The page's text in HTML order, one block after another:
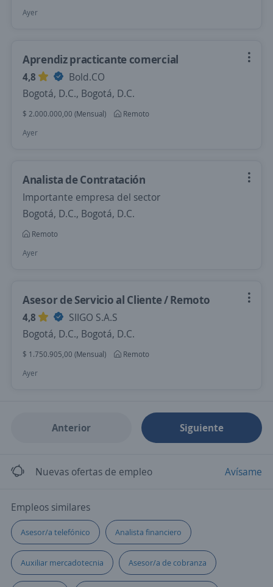
Ayer
Aprendiz practicante comercial
4,8
Bold.CO
Bogotá, D.C., Bogotá, D.C.
$ 2.000.000,00 (Mensual)
Remoto
Ayer
Analista de Contratación
Importante empresa del sector
Bogotá, D.C., Bogotá, D.C.
Remoto
Ayer
Asesor de Servicio al Cliente / Remoto
4,8
SIIGO S.A.S
Bogotá, D.C., Bogotá, D.C.
$ 1.750.905,00 (Mensual)
Remoto
Ayer
Anterior Siguiente
Nuevas ofertas de empleo Avísame
Empleos similares
Asesor/a telefónico Analista financiero
Auxiliar mercadotecnia Asesor/a de cobranza